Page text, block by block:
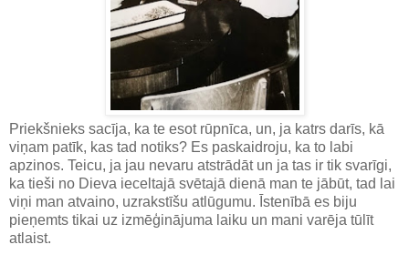
Priekšnieks sacīja, ka te esot rūpnīca, un, ja katrs darīs, kā
viņam patīk, kas tad notiks? Es paskaidroju, ka to labi
apzinos. Teicu, ja jau nevaru atstrādāt un ja tas ir tik svarīgi,
ka tieši no Dieva ieceltajā svētajā dienā man te jābūt, tad lai
viņi man atvaino, uzrakstīšu atlūgumu. Īstenībā es biju
pieņemts tikai uz izmēģinājuma laiku un mani varēja tūlīt
atlaist.